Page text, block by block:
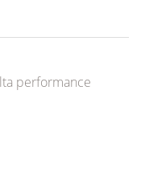
performance